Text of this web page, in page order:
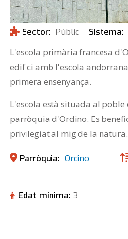
Sector Públic Sistema
L'escola primària francesa
edifici amb l'escola
primera ensenyança.
L'escola està situada al poble
parròquia d'Ordino. Es
privilegiat al mig de la natura.
Parròquia Ordino
Edat mínima 3